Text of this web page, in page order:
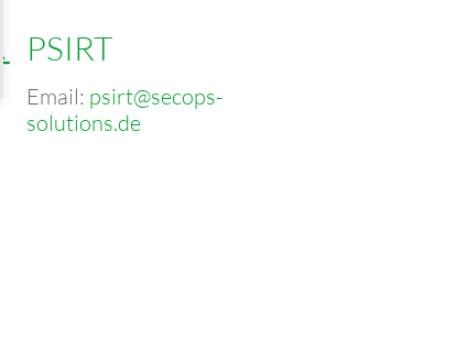
PSIRT
Email: psirt@secops-
solutions.de